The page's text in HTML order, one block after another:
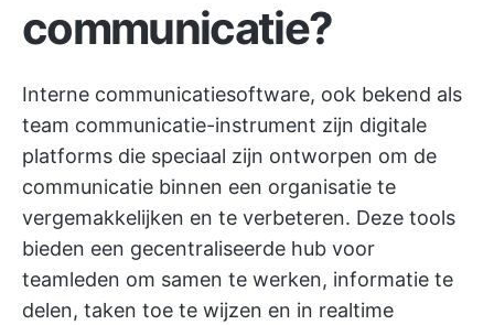
communicatie?
Interne communicatiesoftware, ook bekend als
team communicatie-instrument zijn digitale
platforms die speciaal zijn ontworpen om de
communicatie binnen een organisatie te
vergemakkelijken en te verbeteren. Deze tools
bieden een gecentraliseerde hub voor
teamleden om samen te werken, informatie te
delen, taken toe te wijzen en in realtime